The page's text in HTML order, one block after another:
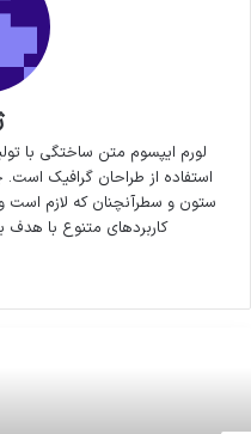
لورم ایپسوم متن ساختگی با
استفاده از طراحان گرافیک است.
ستون و سطرآنچنان که لازم است
کاربردهای متنوع با هدف